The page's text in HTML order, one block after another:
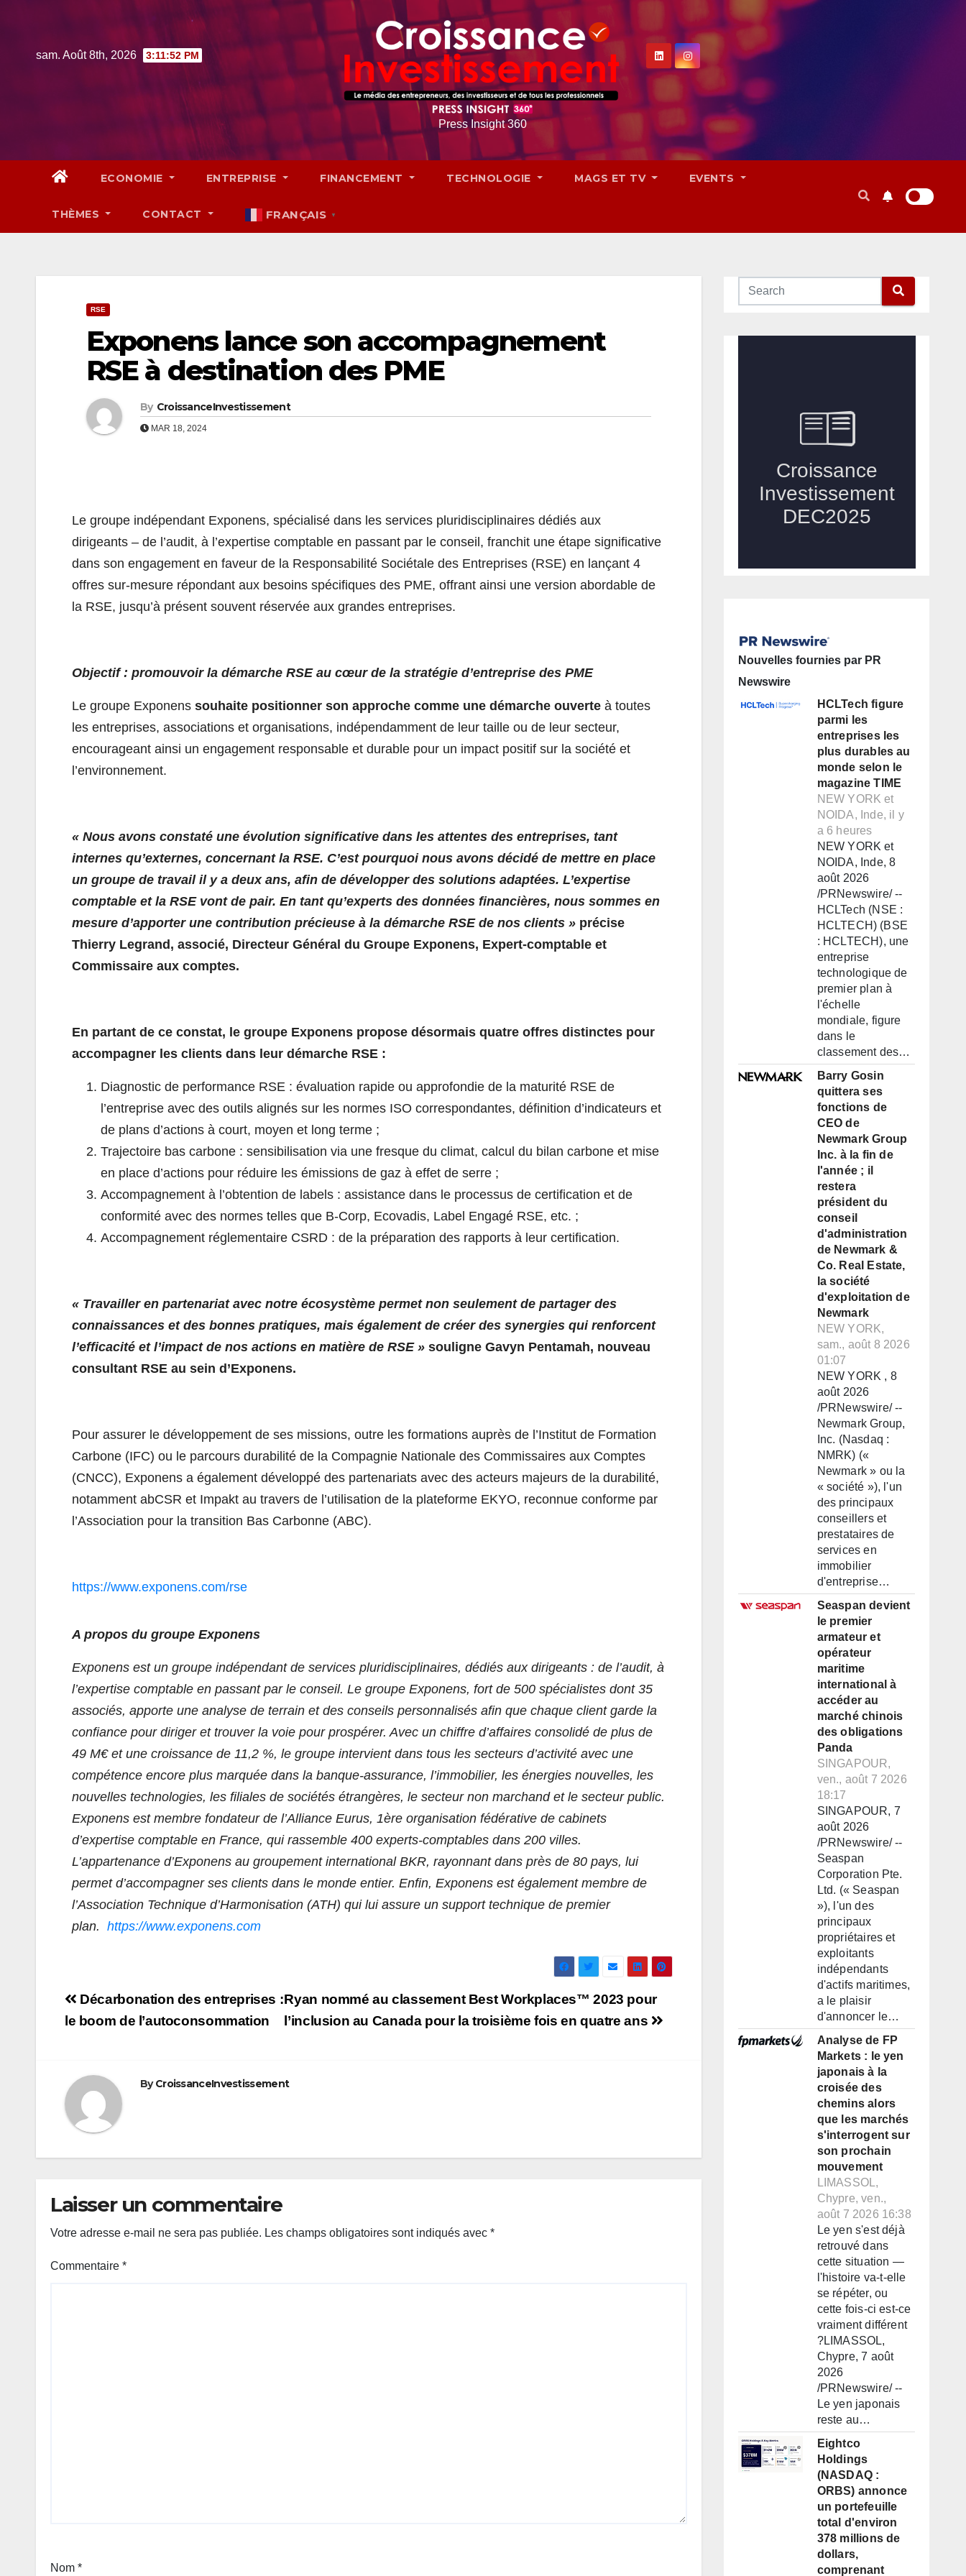
contentsam. Août 8th, 2026 3:11:53 PM
Press Insight 360
ECONOMIE ENTREPRISE FINANCEMENT TECHNOLOGIE MAGS ET TV EVENTS
THÈMES CONTACT FRANÇAIS ▼
RSE
Exponens lance son accompagnement
RSE à destination des PME
By CroissanceInvestissement
MAR 18, 2024
Le groupe indépendant Exponens, spécialisé dans les services pluridisciplinaires dédiés aux
dirigeants – de l’audit, à l’expertise comptable en passant par le conseil, franchit une étape significative
dans son engagement en faveur de la Responsabilité Sociétale des Entreprises (RSE) en lançant 4
offres sur-mesure répondant aux besoins spécifiques des PME, offrant ainsi une version abordable de
la RSE, jusqu’à présent souvent réservée aux grandes entreprises.
Objectif : promouvoir la démarche RSE au cœur de la stratégie d’entreprise des PME
Le groupe Exponens souhaite positionner son approche comme une démarche ouverte à toutes
les entreprises, associations et organisations, indépendamment de leur taille ou de leur secteur,
encourageant ainsi un engagement responsable et durable pour un impact positif sur la société et
l’environnement.
« Nous avons constaté une évolution significative dans les attentes des entreprises, tant
internes qu’externes, concernant la RSE. C’est pourquoi nous avons décidé de mettre en place
un groupe de travail il y a deux ans, afin de développer des solutions adaptées. L’expertise
comptable et la RSE vont de pair. En tant qu’experts des données financières, nous sommes en
mesure d’apporter une contribution précieuse à la démarche RSE de nos clients » précise
Thierry Legrand, associé, Directeur Général du Groupe Exponens, Expert-comptable et
Commissaire aux comptes.
En partant de ce constat, le groupe Exponens propose désormais quatre offres distinctes pour
accompagner les clients dans leur démarche RSE :
Diagnostic de performance RSE : évaluation rapide ou approfondie de la maturité RSE de
l’entreprise avec des outils alignés sur les normes ISO correspondantes, définition d’indicateurs et
de plans d’actions à court, moyen et long terme ;
Trajectoire bas carbone : sensibilisation via une fresque du climat, calcul du bilan carbone et mise
en place d’actions pour réduire les émissions de gaz à effet de serre ;
Accompagnement à l’obtention de labels : assistance dans le processus de certification et de
conformité avec des normes telles que B-Corp, Ecovadis, Label Engagé RSE, etc. ;
Accompagnement réglementaire CSRD : de la préparation des rapports à leur certification.
« Travailler en partenariat avec notre écosystème permet non seulement de partager des
connaissances et des bonnes pratiques, mais également de créer des synergies qui renforcent
l’efficacité et l’impact de nos actions en matière de RSE » souligne Gavyn Pentamah, nouveau
consultant RSE au sein d’Exponens.
Pour assurer le développement de ses missions, outre les formations auprès de l’Institut de Formation
Carbone (IFC) ou le parcours durabilité de la Compagnie Nationale des Commissaires aux Comptes
(CNCC), Exponens a également développé des partenariats avec des acteurs majeurs de la durabilité,
notamment abCSR et Impakt au travers de l’utilisation de la plateforme EKYO, reconnue conforme par
l’Association pour la transition Bas Carbonne (ABC).
https://www.exponens.com/rse
A propos du groupe Exponens
Exponens est un groupe indépendant de services pluridisciplinaires, dédiés aux dirigeants : de l’audit, à
l’expertise comptable en passant par le conseil. Le groupe Exponens, fort de 500 spécialistes dont 35
associés, apporte une analyse de terrain et des conseils personnalisés afin que chaque client garde la
confiance pour diriger et trouver la voie pour prospérer. Avec un chiffre d’affaires consolidé de plus de
49 M€ et une croissance de 11,2 %, le groupe intervient dans tous les secteurs d’activité avec une
compétence encore plus marquée dans la banque-assurance, l’immobilier, les énergies nouvelles, les
nouvelles technologies, les filiales de sociétés étrangères, le secteur non marchand et le secteur public.
Exponens est membre fondateur de l’Alliance Eurus, 1ère organisation fédérative de cabinets
d’expertise comptable en France, qui rassemble 400 experts-comptables dans 200 villes.
L’appartenance d’Exponens au groupement international BKR, rayonnant dans près de 80 pays, lui
permet d’accompagner ses clients dans le monde entier. Enfin, Exponens est également membre de
l’Association Technique d’Harmonisation (ATH) qui lui assure un support technique de premier
plan. https://www.exponens.com
Navigation
de
Ryan nommé au classement Best Workplaces™ 2023 pour
l’inclusion au Canada pour la troisième fois en quatre ans
Décarbonation des entreprises :
le boom de l’autoconsommation
ByCroissanceInvestissement
Laisser un commentaire
Votre adresse e-mail ne sera pas publiée. Les champs obligatoires sont indiqués avec *
Commentaire *
Nom *
Nouvelles fournies par PR
Newswire
HCLTech figure
parmi les
entreprises les
plus durables au
monde selon le
magazine TIME
NEW YORK et
NOIDA, Inde, il y
a 6 heures
NEW YORK et
NOIDA, Inde, 8
août 2026
/PRNewswire/ --
HCLTech (NSE :
HCLTECH) (BSE
: HCLTECH), une
entreprise
technologique de
premier plan à
l'échelle
mondiale, figure
dans le
classement des…
Barry Gosin
quittera ses
fonctions de
CEO de
Newmark Group
Inc. à la fin de
l'année ; il
restera
président du
conseil
d'administration
de Newmark &
Co. Real Estate,
la société
d'exploitation de
Newmark
NEW YORK,
sam., août 8 2026
01:07
NEW YORK , 8
août 2026
/PRNewswire/ --
Newmark Group,
Inc. (Nasdaq :
NMRK) («
Newmark » ou la
« société »), l'un
des principaux
conseillers et
prestataires de
services en
immobilier
d'entreprise…
Seaspan devient
le premier
armateur et
opérateur
maritime
international à
accéder au
marché chinois
des obligations
Panda
SINGAPOUR,
ven., août 7 2026
18:17
SINGAPOUR, 7
août 2026
/PRNewswire/ --
Seaspan
Corporation Pte.
Ltd. (« Seaspan
»), l'un des
principaux
propriétaires et
exploitants
indépendants
d'actifs maritimes,
a le plaisir
d'annoncer le…
Analyse de FP
Markets : le yen
japonais à la
croisée des
chemins alors
que les marchés
s'interrogent sur
son prochain
mouvement
LIMASSOL,
Chypre, ven.,
août 7 2026 16:38
Le yen s'est déjà
retrouvé dans
cette situation —
l'histoire va-t-elle
se répéter, ou
cette fois-ci est-ce
vraiment différent
?LIMASSOL,
Chypre, 7 août
2026
/PRNewswire/ --
Le yen japonais
reste au…
Eightco
Holdings
(NASDAQ :
ORBS) annonce
un portefeuille
total d'environ
378 millions de
dollars,
comprenant